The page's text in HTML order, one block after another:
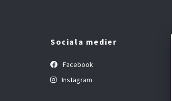
Sociala medier
Facebook
Instagram